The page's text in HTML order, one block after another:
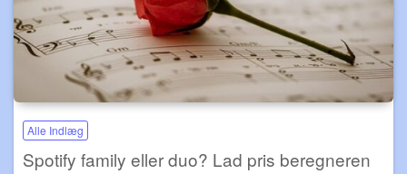
Alle Indlæg
Spotify family eller duo? Lad pris beregneren